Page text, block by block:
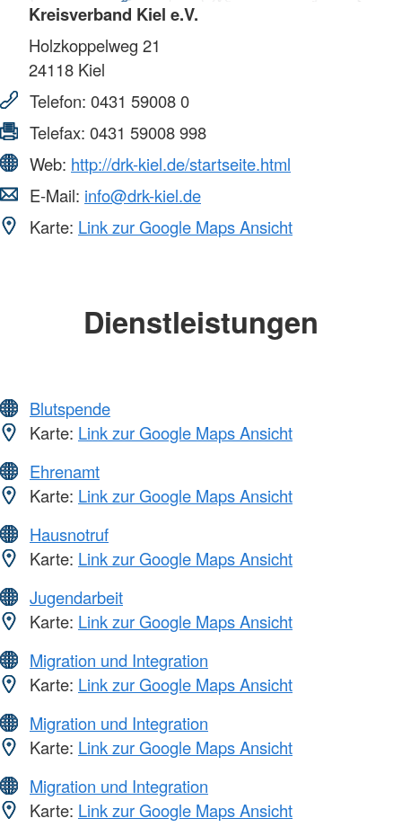
Kreisverband Kiel e.V.
Holzkoppelweg 21
24118 Kiel
Telefon: 0431 59008 0
Telefax: 0431 59008 998
Web: http://drk-kiel.de/startseite.html
E-Mail: info@drk-kiel.de
Karte: Link zur Google Maps Ansicht
Dienstleistungen
Blutspende
Karte: Link zur Google Maps Ansicht
Ehrenamt
Karte: Link zur Google Maps Ansicht
Hausnotruf
Karte: Link zur Google Maps Ansicht
Jugendarbeit
Karte: Link zur Google Maps Ansicht
Migration und Integration
Karte: Link zur Google Maps Ansicht
Migration und Integration
Karte: Link zur Google Maps Ansicht
Migration und Integration
Karte: Link zur Google Maps Ansicht